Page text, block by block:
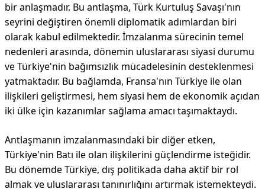
bir anlaşmadır. Bu antlaşma, Türk Kurtuluş Savaşı'nın
seyrini değiştiren önemli diplomatik adımlardan biri
olarak kabul edilmektedir. İmzalanma sürecinin temel
nedenleri arasında, dönemin uluslararası siyasi durumu
ve Türkiye'nin bağımsızlık mücadelesinin desteklenmesi
yatmaktadır. Bu bağlamda, Fransa'nın Türkiye ile olan
ilişkileri geliştirmesi, hem siyasi hem de ekonomik açıdan
iki ülke için kazanımlar sağlama amacı taşımaktaydı.
Antlaşmanın imzalanmasındaki bir diğer etken,
Türkiye'nin Batı ile olan ilişkilerini güçlendirme isteğidir.
Bu dönemde Türkiye, dış politikada daha aktif bir rol
almak ve uluslararası tanınırlığını artırmak istemekteydi.